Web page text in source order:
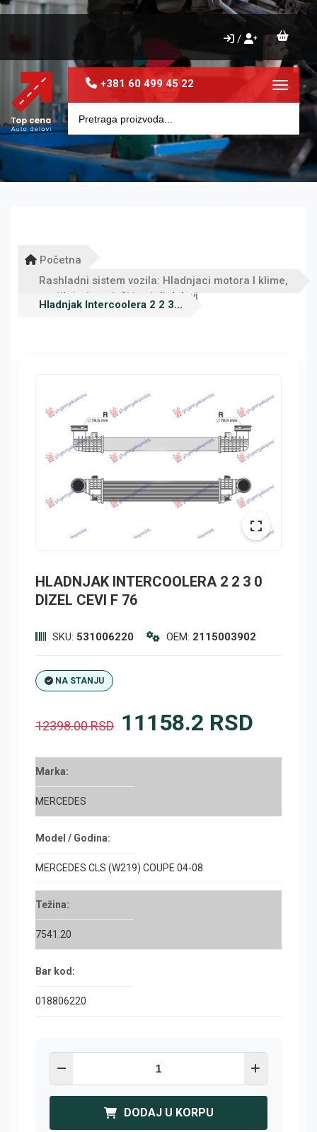
/
+381 60 499 45 22 Toggle
Početna
Rashladni sistem vozila: Hladnjaci motora I klime,
ventilatori, grejači i ostali delovi
Hladnjak Intercoolera 2 2 3...
HLADNJAK INTERCOOLERA 2 2 3 0
DIZEL CEVI F 76
SKU: 531006220 OEM: 2115003902
NA STANJU
12398.00 RSD 11158.2 RSD
Marka:
MERCEDES
Model / Godina:
MERCEDES CLS (W219) COUPE 04-08
Težina:
7541.20
Bar kod:
018806220
DODAJ U KORPU